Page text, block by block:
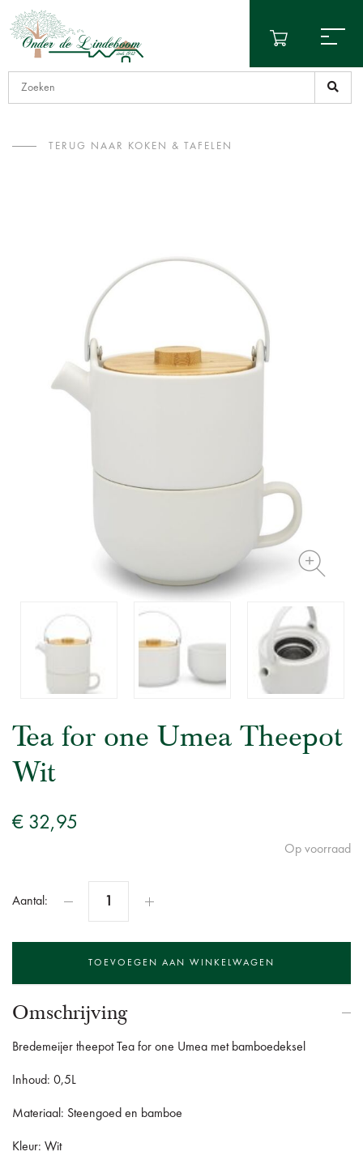
TERUG NAAR KOKEN & TAFELEN
Tea for one Umea Theepot
Wit
€ 32,95
Op voorraad
Aantal:
Omschrijving
Bredemeijer theepot Tea for one Umea met bamboedeksel
Inhoud: 0,5L
Materiaal: Steengoed en bamboe
Kleur: Wit